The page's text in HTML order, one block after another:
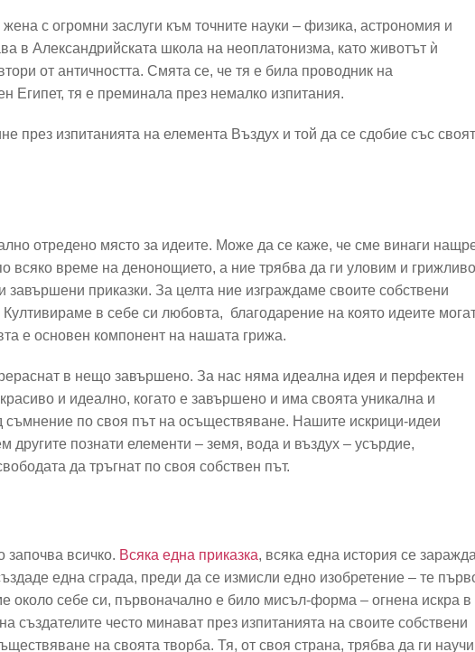
с огромни заслуги към точните науки – физика, астрономия и
в Александрийската школа на неоплатонизма, като животът ѝ
от античността. Смята се, че тя е била проводник на
Египет, тя е преминала през немалко изпитания.
през изпитанията на елемента Въздух и той да се сдобие със
отредено място за идеите. Може да се каже, че сме винаги
всяко време на денонощието, а ние трябва да ги уловим и грижливо
завършени приказки. За целта ние изграждаме своите собствени
в себе си любовта, благодарение на която идеите
е основен компонент на нашата грижа.
в нещо завършено. За нас няма идеална идея и перфектен
и идеално, когато е завършено и има своята уникална и
съмнение по своя път на осъществяване. Нашите искрици-идеи
познати елементи – земя, вода и въздух – усърдие,
да тръгнат по своя собствен път.
започва всичко. Всяка една приказка, всяка една история се
една сграда, преди да се измисли едно изобретение – те
около себе си, първоначално е било мисъл-форма – огнена искра в
създателите често минават през изпитанията на своите собствени
на своята творба. Тя, от своя страна, трябва да ги научи